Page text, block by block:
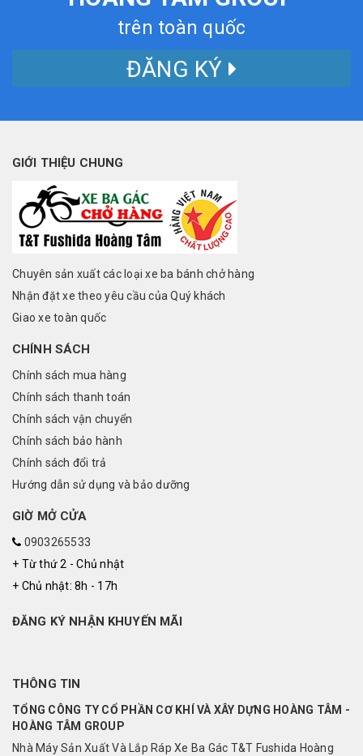
trên toàn quốc
ĐĂNG KÝ
GIỚI THIỆU CHUNG
Chuyên sản xuất các loại xe ba bánh chở hàng
Nhận đặt xe theo yêu cầu của Quý khách
Giao xe toàn quốc
CHÍNH SÁCH
Chính sách mua hàng
Chính sách thanh toán
Chính sách vận chuyển
Chính sách bảo hành
Chính sách đổi trả
Hướng dẫn sử dụng và bảo dưỡng
GIỜ MỞ CỬA
0903265533
+ Từ thứ 2 - Chủ nhật
+ Chủ nhật: 8h - 17h
ĐĂNG KÝ NHẬN KHUYẾN MÃI
THÔNG TIN
TỔNG CÔNG TY CỔ PHẦN CƠ KHÍ VÀ XÂY DỰNG HOÀNG TÂM -
HOÀNG TÂM GROUP
Nhà Máy Sản Xuất Và Lắp Ráp Xe Ba Gác T&T Fushida Hoàng